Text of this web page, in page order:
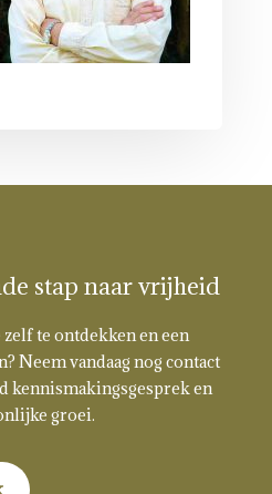
stap naar vrijheid
te ontdekken en een
Neem vandaag nog contact
kennismakingsgesprek en
groei.